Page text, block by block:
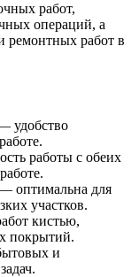
работ,
операций, а
ремонтных работ в
удобство
работы с обеих
оптимальна для
участков.
кистью,
покрытий.
и